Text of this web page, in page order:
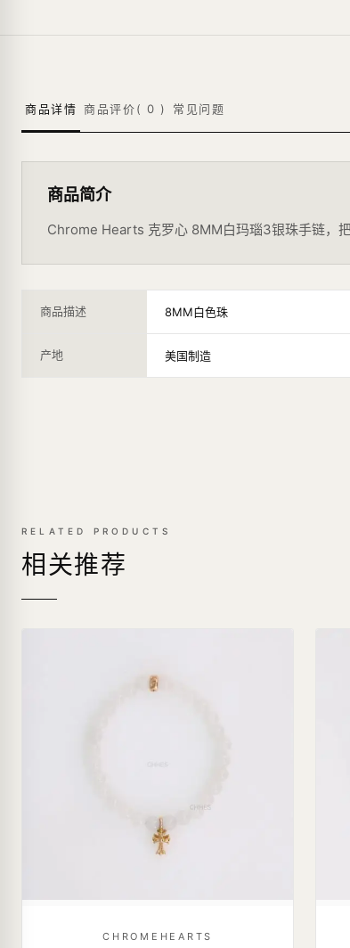
商品详情 商品评价( 0 ) 常见问题
商品简介
Chrome Hearts 克罗心 8MM白玛瑙3银珠手链，
商品描述 8MM白色珠
产地 美国制造
RELATED PRODUCTS
相关推荐
CHROMEHEARTS